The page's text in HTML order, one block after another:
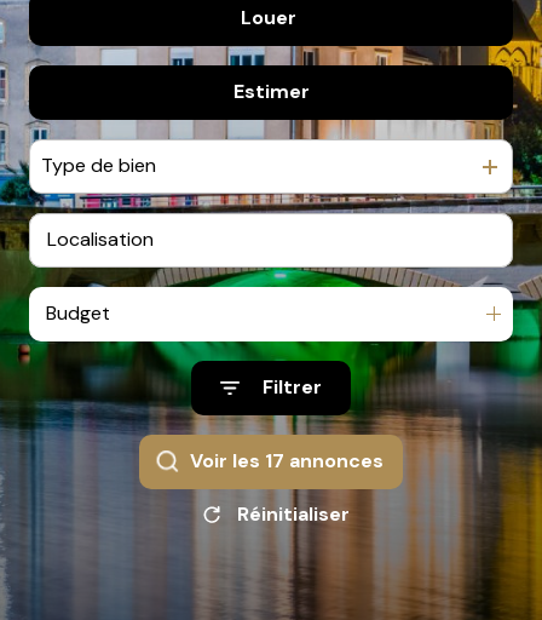
Louer
Estimer
Type de bien
Budget
Filtrer
Voir les 17 annonces
Réinitialiser